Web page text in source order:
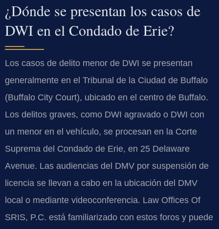
¿Dónde se presentan los casos de
DWI en el Condado de Erie?
Los casos de delito menor de DWI se presentan
generalmente en el Tribunal de la Ciudad de Buffalo
(Buffalo City Court), ubicado en el centro de Buffalo.
Los delitos graves, como DWI agravado o DWI con
un menor en el vehículo, se procesan en la Corte
Suprema del Condado de Erie, en 25 Delaware
Avenue. Las audiencias del DMV por suspensión de
licencia se llevan a cabo en la ubicación del DMV
local o mediante videoconferencia. Law Offices Of
SRIS, P.C. está familiarizado con estos foros y puede